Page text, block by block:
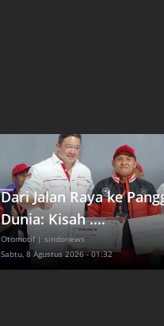
Dari Jalan Raya ke
Dunia: Kisah ....
Otomotif | sindonews
Sabtu, 8 Agustus 2026 - 01:32